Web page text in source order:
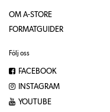
OM A-STORE
FORMATGUIDER
Följ oss
FACEBOOK
INSTAGRAM
YOUTUBE